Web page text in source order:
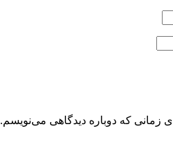
زمانی که دوباره دیدگاهی می‌نویسم.